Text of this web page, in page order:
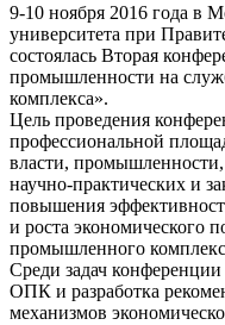
9-10 ноября 2016 года в
университета при
состоялась Вторая
промышленности на
комплекса».
Цель проведения
профессиональной
власти,
научно-практических и
повышения
и роста экономического
промышленного
Среди задач
ОПК и разработка
механизмов